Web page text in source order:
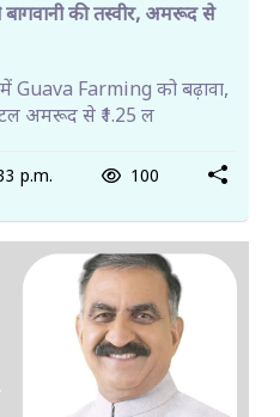
बागवानी की तस्वीर, अमरूद से
Guava Farming को बढ़ावा,
अमरूद से ₹1.25 ल
p.m. 100